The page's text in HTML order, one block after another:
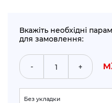
Вкажіть необхідні
для замовлення:
- +
Без укладки